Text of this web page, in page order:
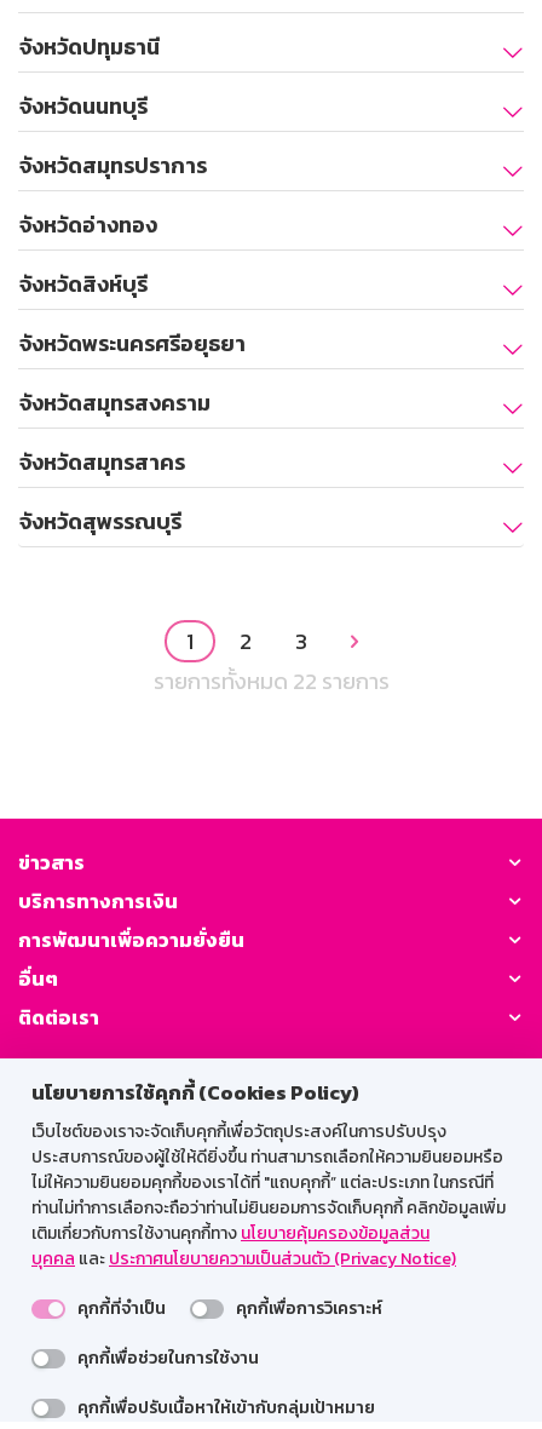
นโยบายการใช้คุกกี้ (Cookies Policy)
เว็บไซต์ของเราจะจัดเก็บคุกกี้เพื่อวัตถุประสงค์ในการปรับปรุง
ประสบการณ์ของผู้ใช้ให้ดียิ่งขึ้น ท่านสามารถเลือกให้ความยินยอมหรือ
ไม่ให้ความยินยอมคุกกี้ของเราได้ที่ "แถบคุกกี้” แต่ละประเภท ในกรณีที่
ท่านไม่ทำการเลือกจะถือว่าท่านไม่ยินยอมการจัดเก็บคุกกี้ คลิกข้อมูลเพิ่ม
เติมเกี่ยวกับการใช้งานคุกกี้ทางนโยบายคุ้มครองข้อมูลส่วน
บุคคล และประกาศนโยบายความเป็นส่วนตัว (Privacy Notice)
คุกกี้ที่จำเป็น
คุกกี้เพื่อการวิเคราะห์
คุกกี้เพื่อช่วยในการใช้งาน
คุกกี้เพื่อปรับเนื้อหาให้เข้ากับกลุ่มเป้าหมาย
จังหวัดปทุมธานี
จังหวัดนนทบุรี
จังหวัดสมุทรปราการ
จังหวัดอ่างทอง
จังหวัดสิงห์บุรี
จังหวัดพระนครศรีอยุธยา
จังหวัดสมุทรสงคราม
จังหวัดสมุทรสาคร
จังหวัดสุพรรณบุรี
1 2 3 
รายการทั้งหมด 22 รายการ
ข่าวสาร
บริการทางการเงิน
การพัฒนาเพื่อความยั่งยืน
อื่นๆ
ติดต่อเรา
GSB Society:
สำหรับพนักงาน
Web HR
GSB Wisdom
M-Search
เข้าสู่ระบบเน็ตเมล
รองรับการใช้งานได้ดีบนเว็บบราวเซอร์